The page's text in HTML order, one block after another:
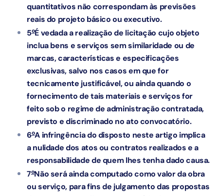
quantitativos não correspondam às previsões
reais do projeto básico ou executivo.
5oÉ vedada a realização de licitação cujo objeto
inclua bens e serviços sem similaridade ou de
marcas, características e especificações
exclusivas, salvo nos casos em que for
tecnicamente justificável, ou ainda quando o
fornecimento de tais materiais e serviços for
feito sob o regime de administração contratada,
previsto e discriminado no ato convocatório.
6oA infringência do disposto neste artigo implica
a nulidade dos atos ou contratos realizados e a
responsabilidade de quem lhes tenha dado causa.
7oNão será ainda computado como valor da obra
ou serviço, para fins de julgamento das propostas